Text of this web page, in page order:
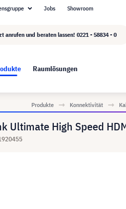
Jobs Showroom
anrufen und beraten lassen! 0221 - 58834 - 0
Raumlösungen
Produkte Konnektivität
Ultimate High Speed